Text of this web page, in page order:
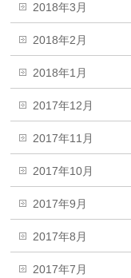
2018年3月
2018年2月
2018年1月
2017年12月
2017年11月
2017年10月
2017年9月
2017年8月
2017年7月